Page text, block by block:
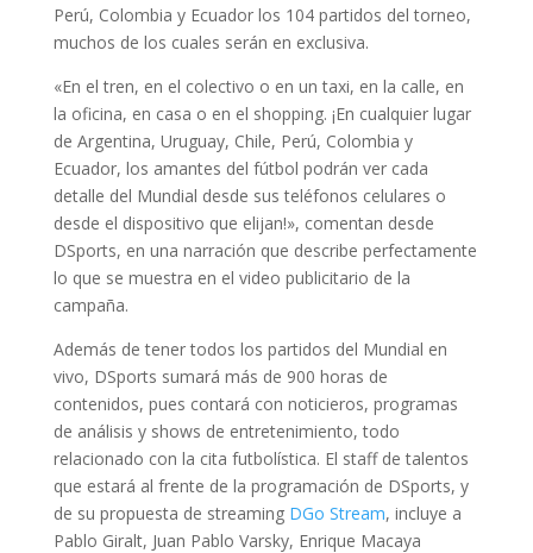
Perú, Colombia y Ecuador los 104 partidos del torneo,
muchos de los cuales serán en exclusiva.
«En el tren, en el colectivo o en un taxi, en la calle, en
la oficina, en casa o en el shopping. ¡En cualquier lugar
de Argentina, Uruguay, Chile, Perú, Colombia y
Ecuador, los amantes del fútbol podrán ver cada
detalle del Mundial desde sus teléfonos celulares o
desde el dispositivo que elijan!», comentan desde
DSports, en una narración que describe perfectamente
lo que se muestra en el video publicitario de la
campaña.
Además de tener todos los partidos del Mundial en
vivo, DSports sumará más de 900 horas de
contenidos, pues contará con noticieros, programas
de análisis y shows de entretenimiento, todo
relacionado con la cita futbolística. El staff de talentos
que estará al frente de la programación de DSports, y
de su propuesta de streaming DGo Stream, incluye a
Pablo Giralt, Juan Pablo Varsky, Enrique Macaya